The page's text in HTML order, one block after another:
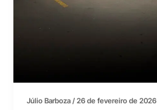
Júlio Barboza/26 de fevereiro de 2026